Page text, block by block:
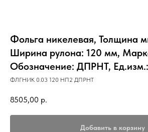
Фольга никелевая, Толщина
Ширина рулона: 120 мм,
Обозначение: ДПРНТ,
ФЛГНИК 0.03 120 НП2 ДПРНТ
8505,00 р.
Добавить в корзину